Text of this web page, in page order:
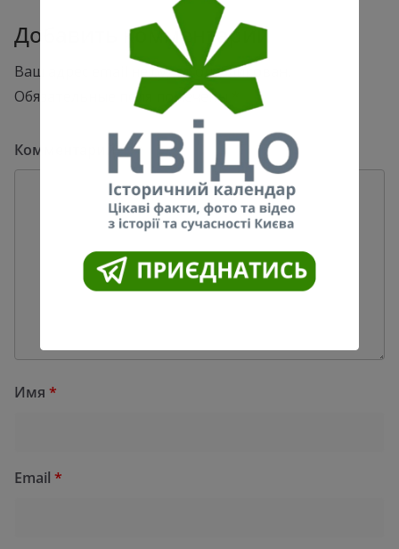
Добавить комментарий
Ваш адрес email не будет опубликован.
Обязательные поля помечены
Комментарий*
Имя *
Email *